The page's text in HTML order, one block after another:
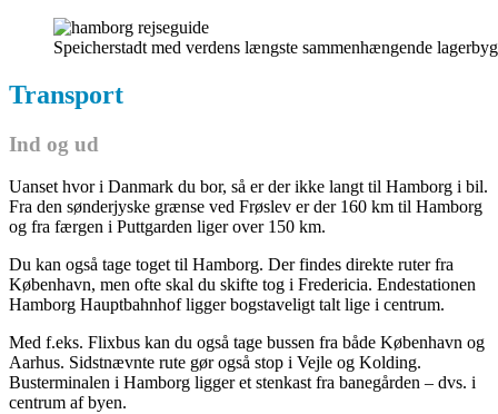
Speicherstadt med verdens længste sammenhængende
Transport
Ind og ud
Uanset hvor i Danmark du bor, så er der ikke langt til Hamborg i bil.
Fra den sønderjyske grænse ved Frøslev er der 160 km til Hamborg
og fra færgen i Puttgarden liger over 150 km.
Du kan også tage toget til Hamborg. Der findes direkte ruter fra
København, men ofte skal du skifte tog i Fredericia. Endestationen
Hamborg Hauptbahnhof ligger bogstaveligt talt lige i centrum.
Med f.eks. Flixbus kan du også tage bussen fra både København og
Aarhus. Sidstnævnte rute gør også stop i Vejle og Kolding.
Busterminalen i Hamborg ligger et stenkast fra banegården – dvs. i
centrum af byen.